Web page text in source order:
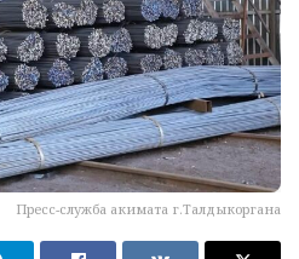
Пресс-служба акимата г.Талдыкоргана